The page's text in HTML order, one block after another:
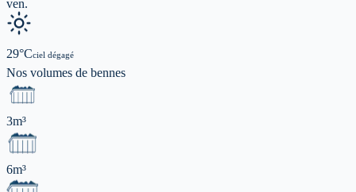
ven.
29°Cciel dégagé
Nos volumes de bennes
3m³
6m³